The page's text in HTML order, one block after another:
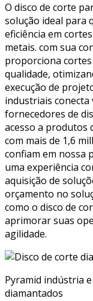
O disco de corte
solução ideal para
eficiência em
metais. com sua
proporciona
qualidade,
execução de
industriais conecta
fornecedores de
acesso a produtos
com mais de 1,6
confiam em nossa
uma experiência
aquisição de
orçamento no
como o disco de
aprimorar suas
agilidade.
Pyramid indústria
diamantados